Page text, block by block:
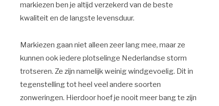
markiezen ben je altijd verzekerd van de beste
kwaliteit en de langste levensduur.
Markiezen gaan niet alleen zeer lang mee, maar ze
kunnen ook iedere plotselinge Nederlandse storm
trotseren. Ze zijn namelijk weinig windgevoelig. Dit in
tegenstelling tot heel veel andere soorten
zonweringen. Hierdoor hoef je nooit meer bang te zijn